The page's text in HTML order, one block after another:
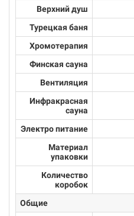
Верхний душ
Турецкая баня
Хромотерапия
Финская сауна
Вентиляция
Инфракрасная
сауна
Электро питание
Материал
упаковки
Количество
коробок
Общие